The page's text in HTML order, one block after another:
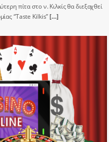
πίτα στο ν. Κιλκίς θα διεξαχθεί
“Taste Kilkis”[…]